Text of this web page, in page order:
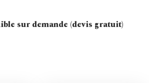
sur demande (devis gratuit)